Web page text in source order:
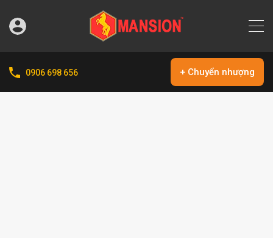
0906 698 656 + Chuyển nhượng